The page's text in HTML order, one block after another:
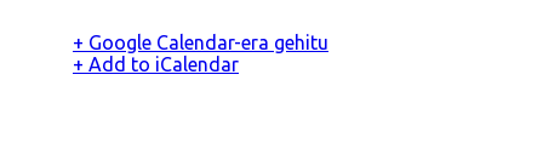
+ Google Calendar-era gehitu
+ Add to iCalendar